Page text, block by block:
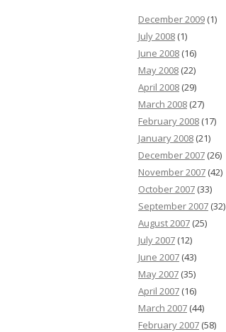
December 2009 (1)
July 2008 (1)
June 2008 (16)
May 2008 (22)
April 2008 (29)
March 2008 (27)
February 2008 (17)
January 2008 (21)
December 2007 (26)
November 2007 (42)
October 2007 (33)
September 2007 (32)
August 2007 (25)
July 2007 (12)
June 2007 (43)
May 2007 (35)
April 2007 (16)
March 2007 (44)
February 2007 (58)